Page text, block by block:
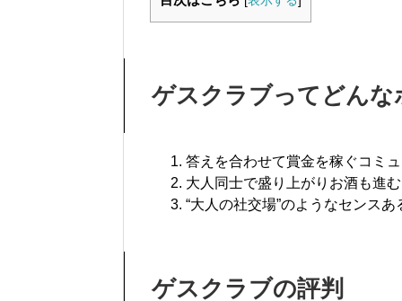
ゲスクラブってどんな
答えを合わせて賞金を稼ぐコミ
大人同士で盛り上がりお酒も進
“大人の社交場”のようなセンス
ゲスクラブの評判